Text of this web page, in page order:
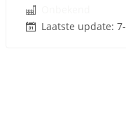
Laatste update: